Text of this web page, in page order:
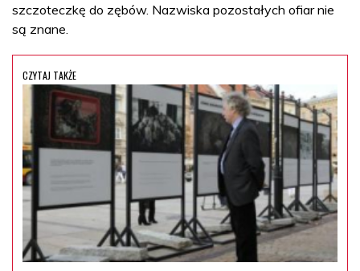
szczoteczkę do zębów. Nazwiska pozostałych ofiar nie
są znane.
CZYTAJ TAKŻE